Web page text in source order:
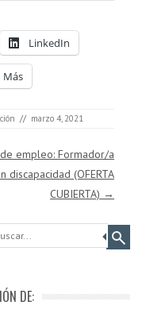
LinkedIn
Más
// marzo 4, 2021
empleo: Formador/a
discapacidad (OFERTA
CUBIERTA) →
DE: